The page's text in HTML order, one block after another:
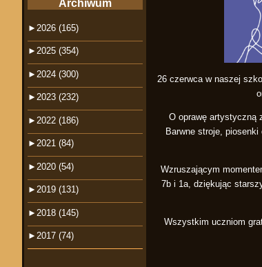
26 czerwca w naszej
O oprawę artystyczną
Barwne stroje,
Wzruszającym
7b i 1a, dziękując
Wszystkim uczniom
Archiwum
► 2026 (165)
► 2025 (354)
► 2024 (300)
► 2023 (232)
► 2022 (186)
► 2021 (84)
► 2020 (54)
► 2019 (131)
► 2018 (145)
► 2017 (74)